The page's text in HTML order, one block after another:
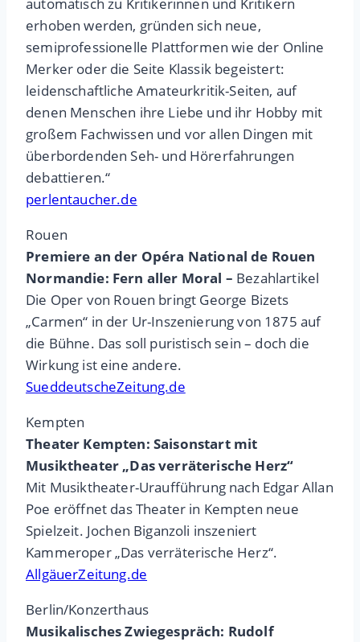
automatisch zu Kritikerinnen und Kritikern
erhoben werden, gründen sich neue,
semiprofessionelle Plattformen wie der Online
Merker oder die Seite Klassik begeistert:
leidenschaftliche Amateurkritik-Seiten, auf
denen Menschen ihre Liebe und ihr Hobby mit
großem Fachwissen und vor allen Dingen mit
überbordenden Seh- und Hörerfahrungen
debattieren.“
perlentaucher.de
Rouen
Premiere an der Opéra National de Rouen
Normandie: Fern aller Moral – Bezahlartikel
Die Oper von Rouen bringt George Bizets
„Carmen“ in der Ur-Inszenierung von 1875 auf
die Bühne. Das soll puristisch sein – doch die
Wirkung ist eine andere.
SueddeutscheZeitung.de
Kempten
Theater Kempten: Saisonstart mit
Musiktheater „Das verräterische Herz“
Mit Musiktheater-Uraufführung nach Edgar Allan
Poe eröffnet das Theater in Kempten neue
Spielzeit. Jochen Biganzoli inszeniert
Kammeroper „Das verräterische Herz“.
AllgäuerZeitung.de
Berlin/Konzerthaus
Musikalisches Zwiegespräch: Rudolf